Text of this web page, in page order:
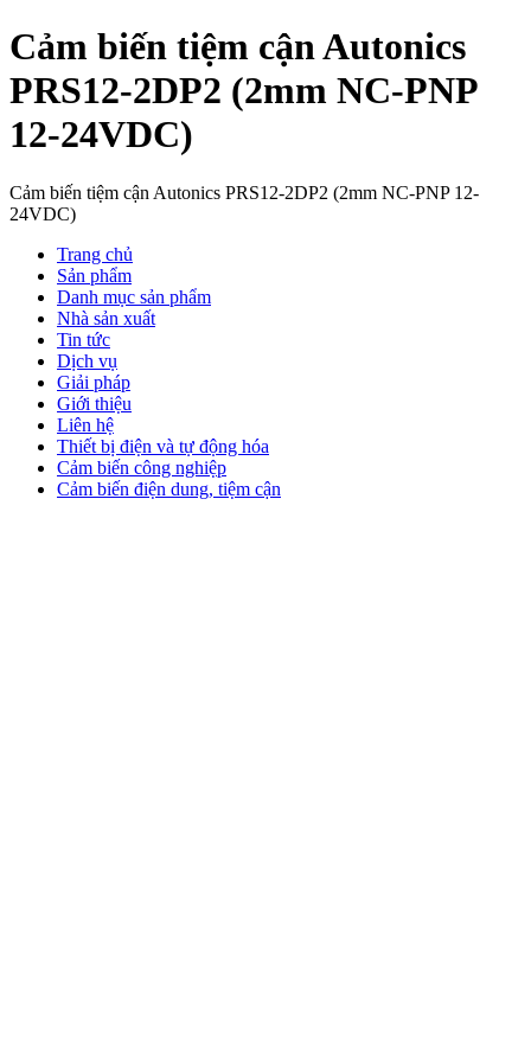
Cảm biến tiệm cận Autonics
PRS12-2DP2 (2mm NC-PNP
12-24VDC)
Cảm biến tiệm cận Autonics PRS12-2DP2 (2mm NC-PNP 12-
24VDC)
Trang chủ
Sản phẩm
Danh mục sản phẩm
Nhà sản xuất
Tin tức
Dịch vụ
Giải pháp
Giới thiệu
Liên hệ
Thiết bị điện và tự động hóa
Cảm biến công nghiệp
Cảm biến điện dung, tiệm cận